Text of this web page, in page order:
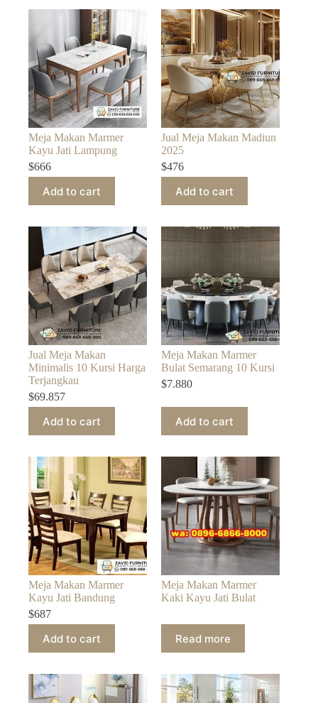
Meja Makan Marmer
Kayu Jati Lampung
$666
Add to cart
Jual Meja Makan Madiun
2025
$476
Add to cart
Jual Meja Makan
Minimalis 10 Kursi Harga
Terjangkau
$69.857
Add to cart
Meja Makan Marmer
Bulat Semarang 10 Kursi
$7.880
Add to cart
Meja Makan Marmer
Kayu Jati Bandung
$687
Add to cart
Meja Makan Marmer
Kaki Kayu Jati Bulat
Read more